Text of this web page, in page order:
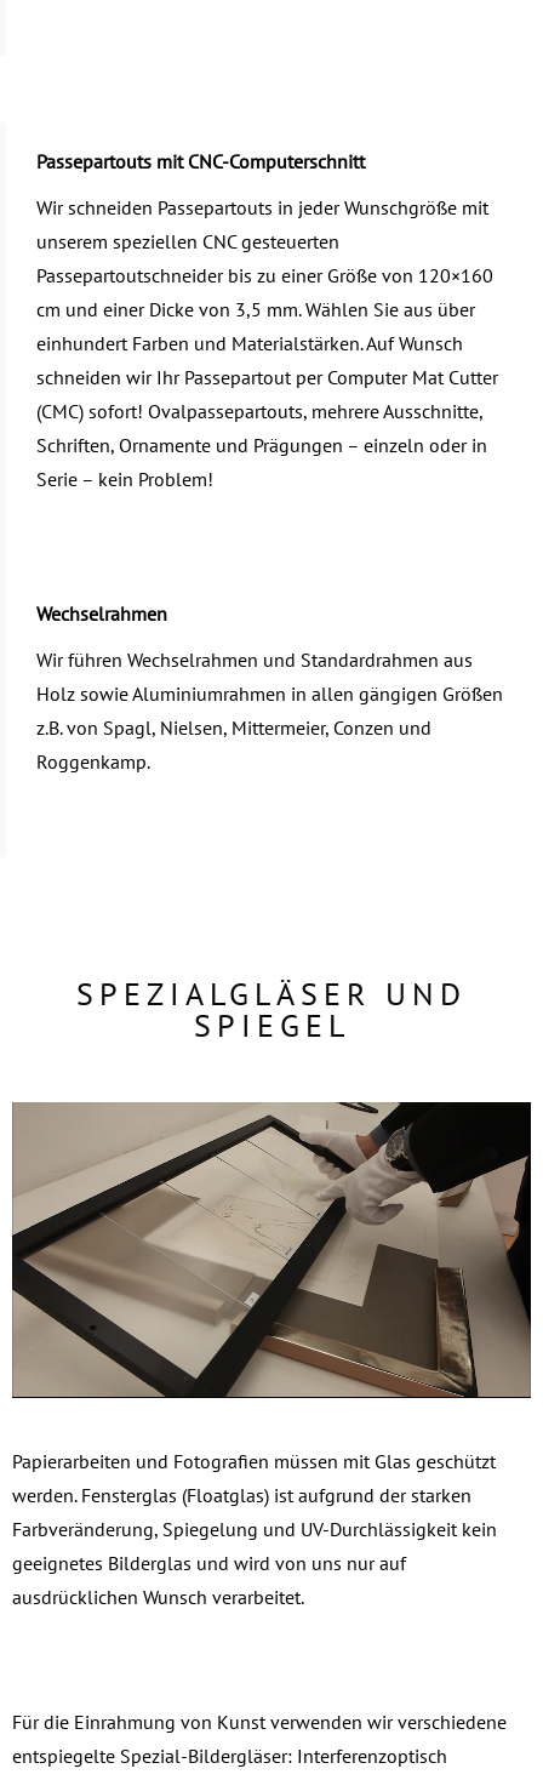
Passepartouts mit CNC-Computerschnitt
Wir schneiden Passepartouts in jeder Wunschgröße mit
unserem speziellen CNC gesteuerten
Passepartoutschneider bis zu einer Größe von 120×160
cm und einer Dicke von 3,5 mm. Wählen Sie aus über
einhundert Farben und Materialstärken. Auf Wunsch
schneiden wir Ihr Passepartout per Computer Mat Cutter
(CMC) sofort! Ovalpassepartouts, mehrere Ausschnitte,
Schriften, Ornamente und Prägungen – einzeln oder in
Serie – kein Problem!
Wechselrahmen
Wir führen Wechselrahmen und Standardrahmen aus
Holz sowie Aluminiumrahmen in allen gängigen Größen
z.B. von Spagl, Nielsen, Mittermeier, Conzen und
Roggenkamp.
SPEZIALGLÄSER UND
SPIEGEL
Papierarbeiten und Fotografien müssen mit Glas geschützt
werden. Fensterglas (Floatglas) ist aufgrund der starken
Farbveränderung, Spiegelung und UV-Durchlässigkeit kein
geeignetes Bilderglas und wird von uns nur auf
ausdrücklichen Wunsch verarbeitet.
Für die Einrahmung von Kunst verwenden wir verschiedene
entspiegelte Spezial-Bildergläser: Interferenzoptisch